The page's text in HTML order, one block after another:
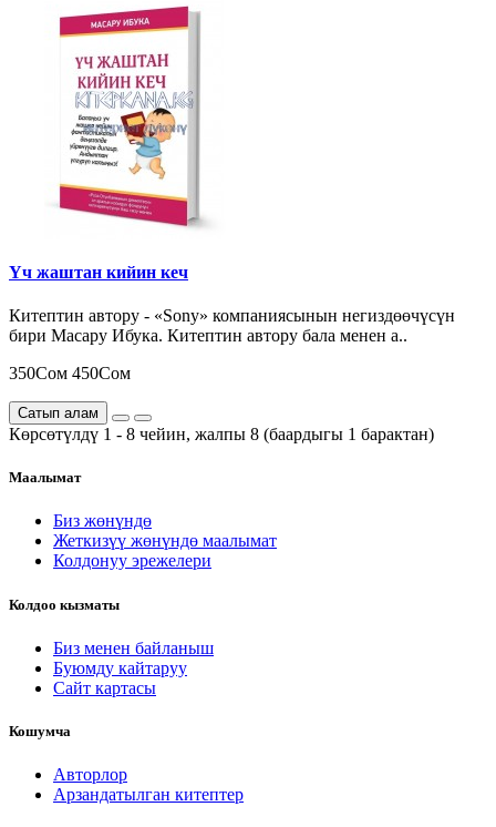
Үч жаштан кийин кеч
Китептин автору - «Sony» компаниясынын негиздөөчүсүн
бири Масару Ибука. Китептин автору бала менен а..
350Сом 450Сом
Сатып алам
Көрсөтүлдү 1 - 8 чейин, жалпы 8 (баардыгы 1 барактан)
Маалымат
Биз жөнүндө
Жеткизүү жөнүндө маалымат
Колдонуу эрежелери
Колдоо кызматы
Биз менен байланыш
Буюмду кайтаруу
Сайт картасы
Кошумча
Авторлор
Арзандатылган китептер